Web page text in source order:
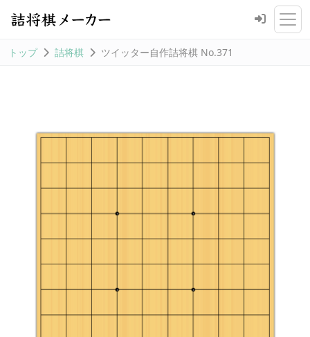
トップ 詰将棋 ツイッター自作詰将棋 No.371